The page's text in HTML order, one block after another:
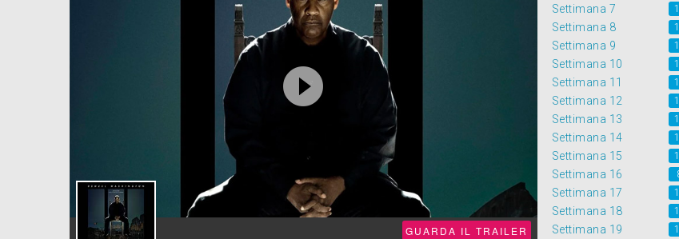

GUARDA IL TRAILER
Settimana 7
Settimana 8
Settimana 9
Settimana 10
Settimana 11
Settimana 12
Settimana 13
Settimana 14
Settimana 15
Settimana 16
Settimana 17
Settimana 18
Settimana 19